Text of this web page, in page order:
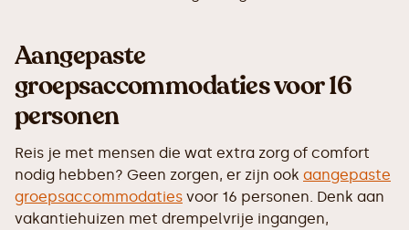
Aangepaste
groepsaccommodaties voor 16
personen
Reis je met mensen die wat extra zorg of comfort
nodig hebben? Geen zorgen, er zijn ook aangepaste
groepsaccommodaties voor 16 personen. Denk aan
vakantiehuizen met drempelvrije ingangen,